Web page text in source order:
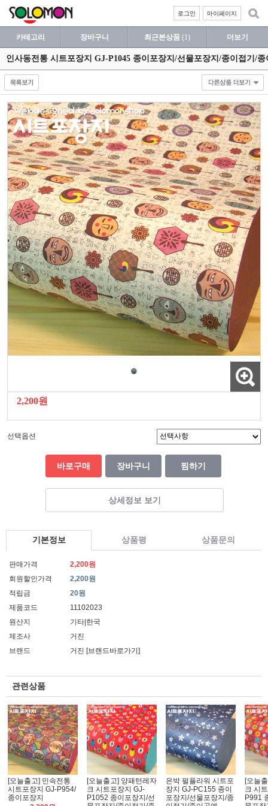
마이페이지
로그인
카테고리 장바구니 최근본상품 (1) 더보기
인사동전통 시트포장지 GJ-P1045 종이포장지/선물포장지/종이접기/종
2,200원
선택옵션
바로구매 장바구니 찜하기
상세정보 보기
기본정보 상품평 상품문의
판매가격
2,200원
회원할인가격
2,200원
적립금
20원
제품코드
11102023
원산지
기타|한국
제조사
거진
브랜드
거진 [브랜드바로가기]
관련상품
[오늘출고] 민속전통
시트포장지 GJ-P954/
종이포장지
[오늘출고] 양패턴레자
크 시트포장지 GJ-
P1052 종이포장지/선
은박 펄플라워 시트포
장지 GJ-PC155 종이
포장지/선물포장지/종
[오늘
크 시
P991